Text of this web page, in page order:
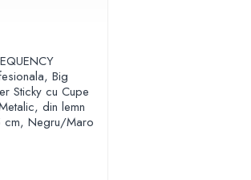
Big
Sticky cu Cupe
din lemn
cm, Negru/Maro